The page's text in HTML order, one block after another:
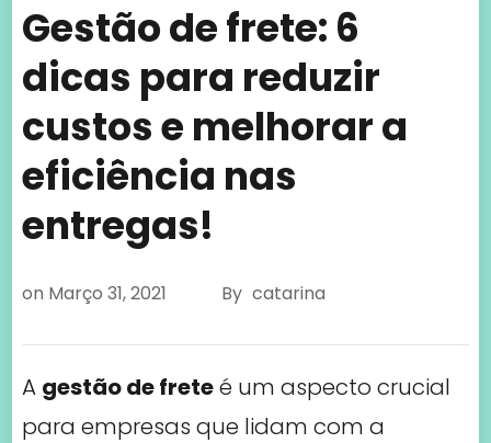
Gestão de frete: 6
dicas para reduzir
custos e melhorar a
eficiência nas
entregas!
on Março 31, 2021 By catarina
A gestão de freteé um aspecto crucial
para empresas que lidam com a